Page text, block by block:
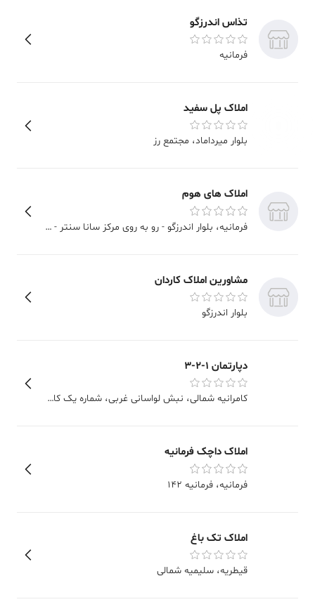
تذاس اندرزگو
فرمانیه
املاک پل سفید
بلوار میرداماد، مجتمع رز
املاک های هوم
فرمانیه، بلوار اندرزگو - رو به روی مرکز سانا سنتر - پلاک 22- طبقه چهارم
مشاورین املاک کاردان
بلوار اندرزگو
دپارتمان 1-2-3
کامرانیه شمالی، نبش لواسانی غربی، شماره یک کامرانیه، طبقه 3، واحد 13
املاک داچک فرمانیه
فرمانیه، فرمانیه 142
املاک تک باغ
قیطریه، سلیمیه شمالی